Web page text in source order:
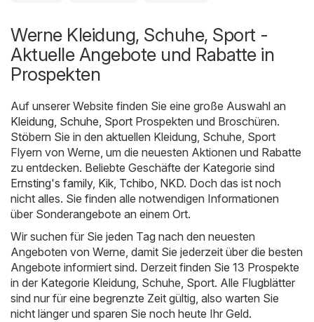
Werne Kleidung, Schuhe, Sport -
Aktuelle Angebote und Rabatte in
Prospekten
Auf unserer Website finden Sie eine große Auswahl an
Kleidung, Schuhe, Sport Prospekten und Broschüren.
Stöbern Sie in den aktuellen Kleidung, Schuhe, Sport
Flyern von Werne, um die neuesten Aktionen und Rabatte
zu entdecken. Beliebte Geschäfte der Kategorie sind
Ernsting's family, Kik, Tchibo, NKD. Doch das ist noch
nicht alles. Sie finden alle notwendigen Informationen
über Sonderangebote an einem Ort.
Wir suchen für Sie jeden Tag nach den neuesten
Angeboten von Werne, damit Sie jederzeit über die besten
Angebote informiert sind. Derzeit finden Sie 13 Prospekte
in der Kategorie Kleidung, Schuhe, Sport. Alle Flugblätter
sind nur für eine begrenzte Zeit gültig, also warten Sie
nicht länger und sparen Sie noch heute Ihr Geld.